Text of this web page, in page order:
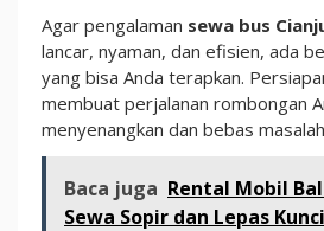
Agar pengalaman sewa bus
lancar, nyaman, dan efisien, ada
yang bisa Anda terapkan.
membuat perjalanan rombongan
menyenangkan dan bebas
Baca juga Rental Mobil
Sewa Sopir dan Lepas